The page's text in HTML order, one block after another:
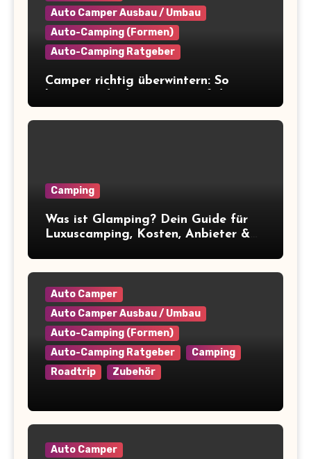
Auto Camper Ausbau / Umbau
Auto-Camping (Formen)
Auto-Camping Ratgeber
Camper richtig überwintern: So
Winterpause vor
Camping
Was ist Glamping? Dein Guide für
Luxuscamping, Kosten, Anbieter &
Auto Camper
Auto Camper Ausbau / Umbau
Auto-Camping (Formen)
Auto-Camping Ratgeber
Camping
Roadtrip
Zubehör
Auto Camper